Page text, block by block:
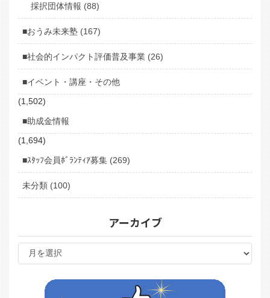
採択団体情報 (88)
■おうみ未来塾 (167)
■社会的インパクト評価普及事業 (26)
■イベント・講座・その他
(1,502)
■助成金情報
(1,694)
■ｽﾀｯﾌ会員ﾎﾞﾗﾝﾃｨｱ募集 (269)
未分類 (100)
アーカイブ